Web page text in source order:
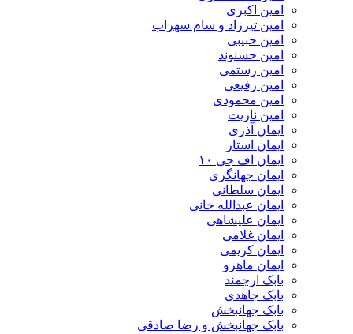
امین اکبری
امین تیرزاد و سام سهراب
امین حبیبی
امین حسنوند
امین رستمی
امین رفیعی
امین محمودی
امین ناریت
ایمان آذری
ایمان استار
ایمان اف جی ۱۰
ایمان جهانگری
ایمان سلطانی
ایمان عبدالله خانی
ایمان علیشاهی
ایمان غلامی
ایمان کریمی
ایمان ماهرو
بابک ارجمند
بابک جاهدی
بابک جهانبخش
بابک جهانبخش و رضا صادقی